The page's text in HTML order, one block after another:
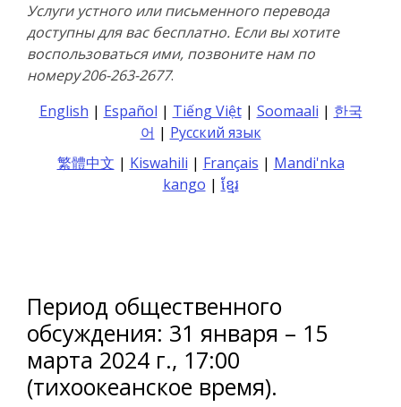
Услуги устного или письменного перевода
доступны для вас бесплатно. Если вы хотите
воспользоваться ими, позвоните нам по
номеру 206-263-2677.
English | Español | Tiếng Việt | Soomaali | 한국
어 | Русский язык
繁體中文 | Kiswahili | Français | Mandi'nka
kango | ខ្មែរ
Период общественного
обсуждения: 31 января – 15
марта 2024 г., 17:00
(тихоокеанское время).